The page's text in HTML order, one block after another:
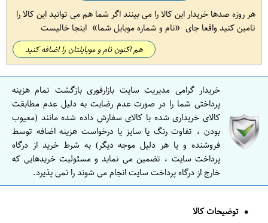
هر روزه صدها خریدار این کالا را می بینند اگر شما هم می توانید این کالا را
تامین کنید واقعا جای
نام و شماره موبایل شما اینجا خالیست
هم اکنون نام و موبایلتان را اضافه کنید
خریدار گرامی مدیریت سایت بازارفوری بازگشت تمام هزینه
پرداختی شما را در صورت عدم رضایت به دلیل عدم مطابقت
کالای خریداری شده با کالای سفارش داده شده مانند (معیوب
بودن ، تفاوت رنگ یا سایز یا درخواست هزینه اضافه توسط
فروشنده و یا هر دلیل موجه دیگر) به شرط خرید از درگاه
پرداخت سایت ، تضمین می نماید و مسئولیت خریدهایی که
خارج از درگاه پرداخت سایت انجام می شوند را نمی پذیرد.
توضیحات کالا